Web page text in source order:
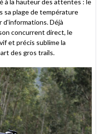
sa plage de température
Déjà
concurrent direct, le
et précis sublime la
des gros trails.